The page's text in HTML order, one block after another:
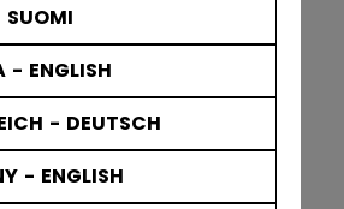
- ENGLISH
- DEUTSCH
- ENGLISH
BY